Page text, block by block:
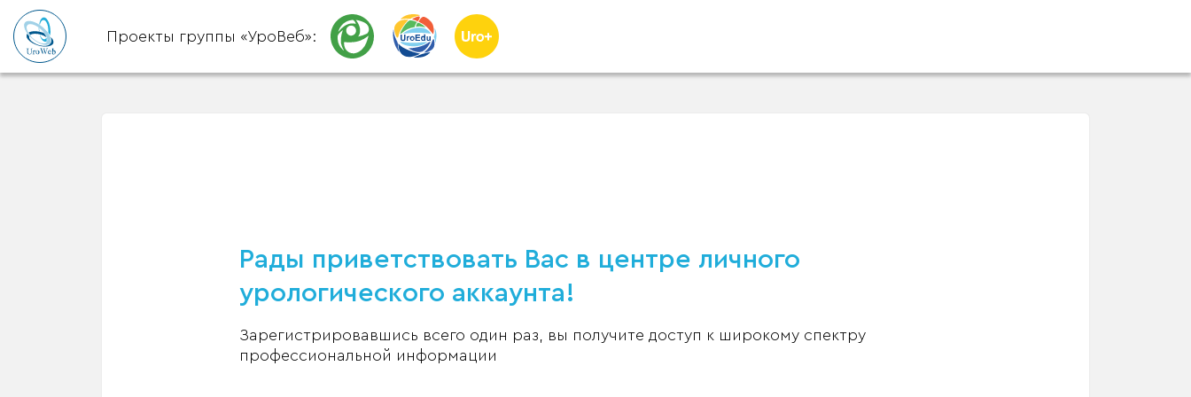
Проекты группы «УроВеб»:
Рады приветствовать Вас в центре личного
урологического аккаунта!
Зарегистрировавшись всего один раз, вы получите доступ к широкому спектру
профессиональной информации